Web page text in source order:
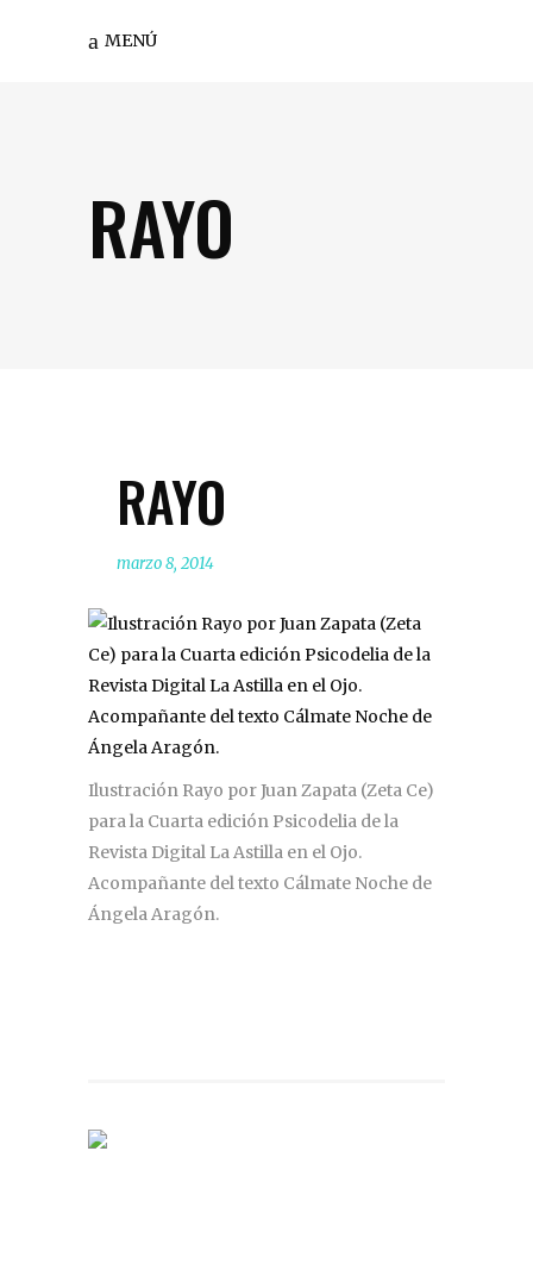
MENÚ
RAYO
RAYO
marzo 8, 2014
Ilustración Rayo por Juan Zapata (Zeta Ce)
para la Cuarta edición Psicodelia de la
Revista Digital La Astilla en el Ojo.
Acompañante del texto Cálmate Noche de
Ángela Aragón.